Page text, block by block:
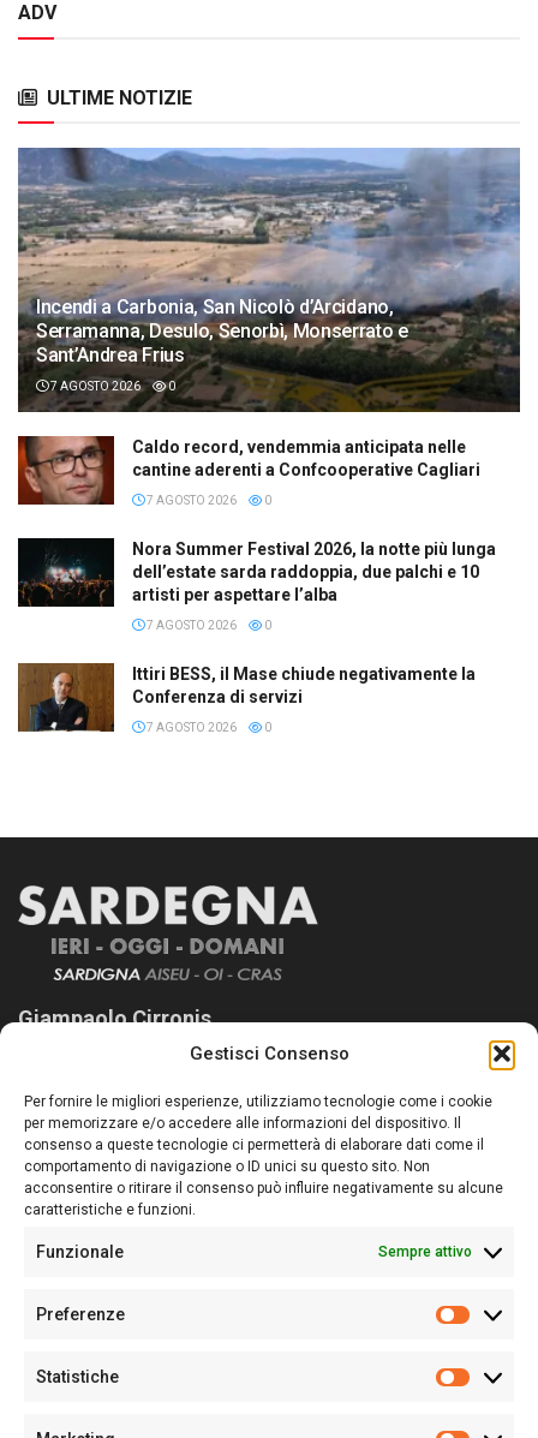
Gestisci Consenso
Per fornire le migliori esperienze, utilizziamo tecnologie come i cookie
per memorizzare e/o accedere alle informazioni del dispositivo. Il
consenso a queste tecnologie ci permetterà di elaborare dati come il
comportamento di navigazione o ID unici su questo sito. Non
acconsentire o ritirare il consenso può influire negativamente su alcune
caratteristiche e funzioni.
Funzionale Sempre attivo
Preferenze
Statistiche
ADV
ULTIME NOTIZIE
Incendi a Carbonia, San Nicolò d’Arcidano,
Serramanna, Desulo, Senorbì, Monserrato e
Sant’Andrea Frius
7 AGOSTO 2026 0
Caldo record, vendemmia anticipata nelle
cantine aderenti a Confcooperative Cagliari
7 AGOSTO 2026 0
Nora Summer Festival 2026, la notte più lunga
dell’estate sarda raddoppia, due palchi e 10
artisti per aspettare l’alba
7 AGOSTO 2026 0
Ittiri BESS, il Mase chiude negativamente la
Conferenza di servizi
7 AGOSTO 2026 0
Giampaolo Cirronis
Sardegna Ieri-Oggi-Domani nasce per informare “liberamente” i
lettori su quanto accade in Sardegna, con un occhio rivolto al
nostro passato e, soprattutto, al nostro futuro
Follow Us
Sede:Via Cristoforo Colombo 09013 Carbonia
Partita IVA02270380922